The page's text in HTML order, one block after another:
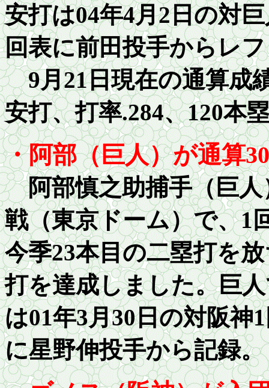
安打は04年4月2日の対
回表に前田投手からレ
9月21日現在の通算成
安打、打率.284、120本
・阿部（巨人）が通算
阿部慎之助捕手（巨人
戦（東京ドーム）で、1
今季23本目の二塁打を
打を達成しました。巨
は01年3月30日の対阪神
に星野伸投手から記録。